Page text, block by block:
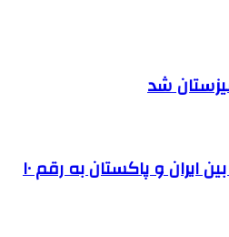
شد
افزایش حجم تجارت بین ایران و پاکستان به رقم ۱۰